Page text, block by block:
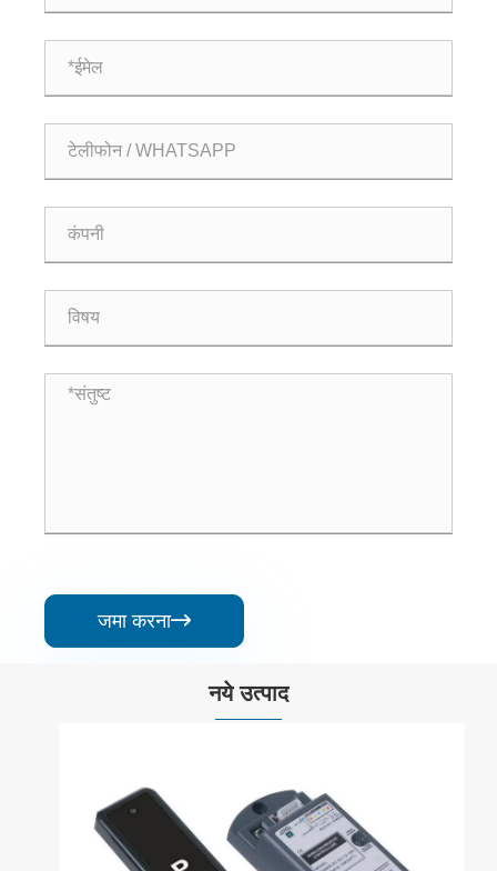
जमा करना
नये उत्पाद